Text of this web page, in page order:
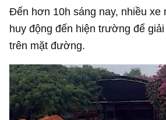
Đến hơn 10h sáng nay, nhiều xe
huy động đến hiện trường để
trên mặt đường.